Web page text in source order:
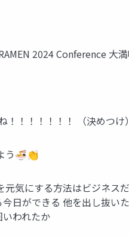
2024 Conference 大
！！！！！！ （決めつけ）
う🍜👏
気にする方法はビジネス
日ができる 他を出し抜
いわれたか